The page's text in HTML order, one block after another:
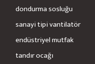
dondurma sosluğu
sanayi tipi vantilatör
endüstriyel mutfak
tandır ocağı